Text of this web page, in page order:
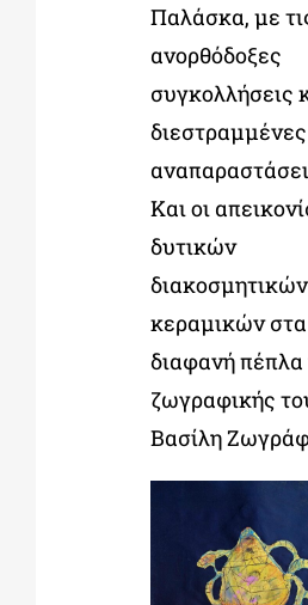
Παλάσκα, με
ανορθόδοξες
συγκολλήσεις
διεστραμμένες
Και οι
δυτικών
διακοσμητικών
κεραμικών στα
διαφανή πέπλα
ζωγραφικής
Βασίλη